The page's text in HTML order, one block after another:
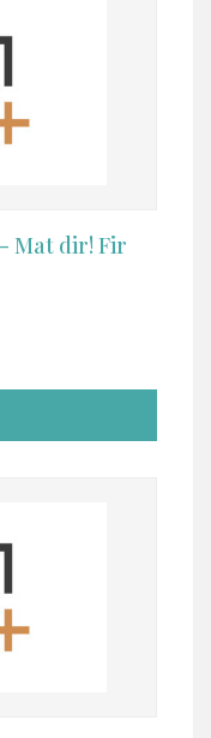
Mat dir! Fir